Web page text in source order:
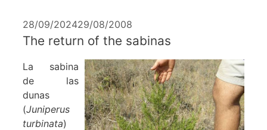
28/09/202429/08/2008
The return of the sabinas
La sabina
de las
dunas
(Juniperus
turbinata)